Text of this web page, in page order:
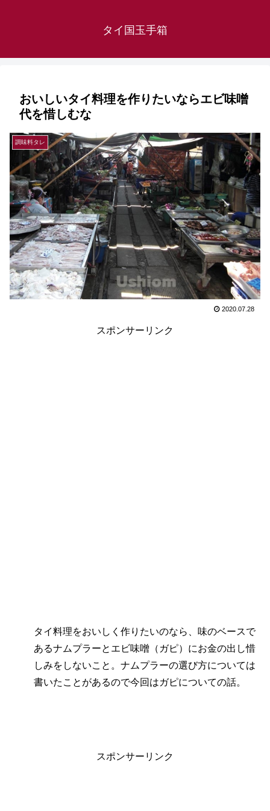
タイ国玉手箱
おいしいタイ料理を作りたいならエビ味噌
代を惜しむな
調味料タレ
2020.07.28
スポンサーリンク
タイ料理をおいしく作りたいのなら、味のベースで
あるナムプラーとエビ味噌（ガピ）にお金の出し惜
しみをしないこと。ナムプラーの選び方については
書いたことがあるので今回はガピについての話。
スポンサーリンク